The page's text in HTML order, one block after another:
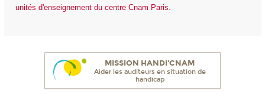
unités d'enseignement du centre Cnam Paris.
MISSION HANDI'CNAM
Aider les auditeurs en situation de
handicap